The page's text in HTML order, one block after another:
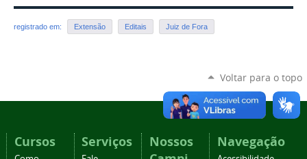
registrado em: Extensão Editais Juiz de Fora
Voltar para o topo
Cursos Serviços
Nossos
Navegação